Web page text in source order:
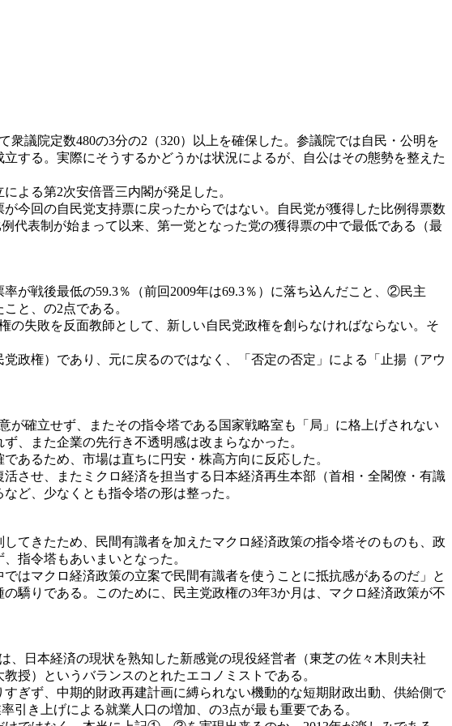
議院定数480の3分の2（320）以上を確保した。参議院では自民・公明を
する。実際にそうするかどうかは状況によるが、自公はその態勢を整えた
よる第2次安倍晋三内閣が発足した。
今回の自民党支持票に戻ったからではない。自民党が獲得した比例得票数
代表制が始まって以来、第一党となった党の獲得票の中で最低である（最
戦後最低の59.3％（前回2009年は69.3％）に落ち込んだこと、②民主
と、の2点である。
失敗を反面教師として、新しい自民党政権を創らなければならない。そ
政権）であり、元に戻るのではなく、「否定の否定」による「止揚（アウ
確立せず、またその指令塔である国家戦略室も「局」に格上げされない
、また企業の先行き不透明感は改まらなかった。
あるため、市場は直ちに円安・株高方向に反応した。
させ、またミクロ経済を担当する日本経済再生本部（首相・全閣僚・有識
ど、少なくとも指令塔の形は整った。
てきたため、民間有識者を加えたマクロ経済政策の指令塔そのものも、政
指令塔もあいまいとなった。
はマクロ経済政策の立案で民間有識者を使うことに抵抗感があるのだ」と
驕りである。このために、民主党政権の3年3か月は、マクロ経済政策が不
日本経済の現状を熟知した新感覚の現役経営者（東芝の佐々木則夫社
授）というバランスのとれたエコノミストである。
ぎず、中期的財政再建計画に縛られない機動的な短期財政出動、供給側で
き上げによる就業人口の増加、の3点が最も重要である。